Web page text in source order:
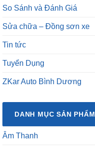
So Sánh và Đánh Giá
Sửa chữa – Đồng sơn xe
Tin tức
Tuyển Dụng
ZKar Auto Bình Dương
DANH MỤC SẢN PHẨM
Âm Thanh